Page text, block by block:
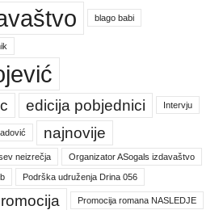
blago babi
edicija pobjednici Intervju
najnovije
neizrečja Organizator ASogals izdavaštvo
Podrška udruženja Drina 056
Promocija romana NASLEDJE